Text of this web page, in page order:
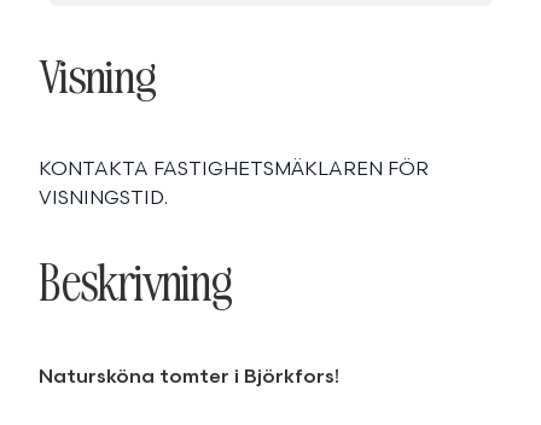
Visning
KONTAKTA FASTIGHETSMÄKLAREN FÖR
VISNINGSTID.
Beskrivning
Natursköna tomter i Björkfors!